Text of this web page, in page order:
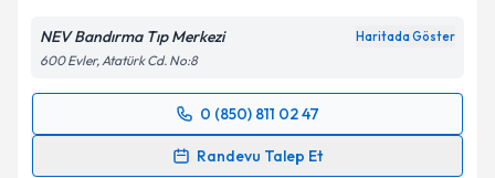
NEV Bandırma Tıp Merkezi Haritada Göster
600 Evler, Atatürk Cd. No:8
0 (850) 811 02 47
Randevu Talep Et
Randevu Takvimi Talebi